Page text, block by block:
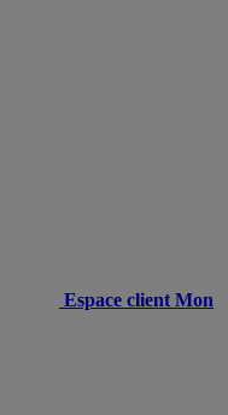
Espace client Mon